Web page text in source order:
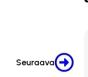
Seuraava